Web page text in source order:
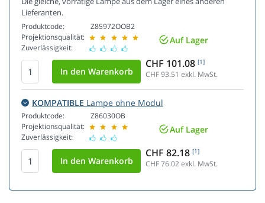
Lieferanten.
Produktcode:
Projektionsqualität:
Zuverlässigkeit:
Z85972OOB2
Auf Lager
CHF 101.08 [1]
CHF 93.51 exkl. MwSt.
KOMPATIBLE Lampe ohne Modul
Produktcode:
Projektionsqualität:
Zuverlässigkeit:
Z86030OB
Auf Lager
CHF 82.18 [1]
CHF 76.02exkl. MwSt.